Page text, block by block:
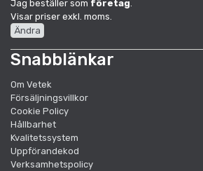
Jag beställer som företag
Visar priser exkl. moms.
Ändra
Snabblänkar
Om Vetek
Försäljningsvillkor
Cookie Policy
Hållbarhet
Kvalitetssystem
Uppförandekod
Verksamhetspolicy